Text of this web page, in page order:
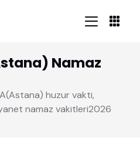
Namaz
huzur vakti,
namaz vakitleri2026